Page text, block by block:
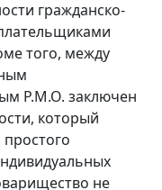
гражданско-
того, между
Р.М.О. заключен
который
не